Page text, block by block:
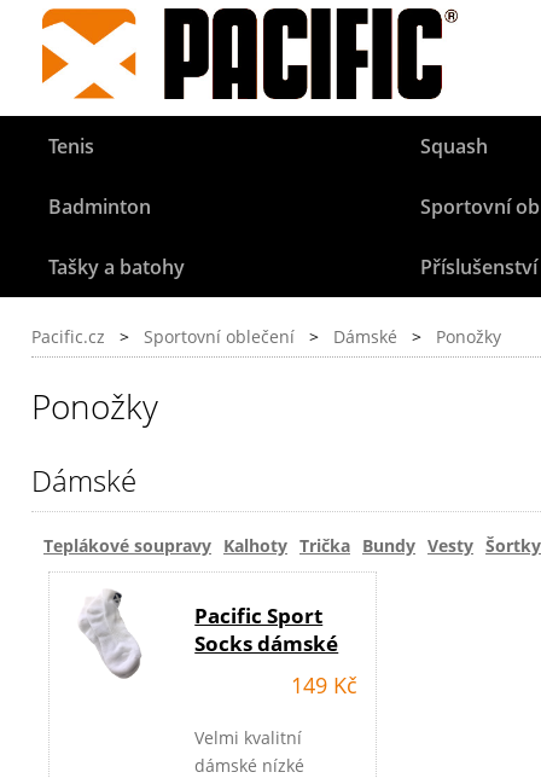
Tenis Squash
Badminton Sportovní
Tašky a batohy Příslušenství
Pacific.cz > Sportovní oblečení > Dámské > Ponožky
Ponožky
Dámské
Teplákové soupravy Kalhoty Trička Bundy Vesty Šortky
Pacific Sport
Socks dámské
149 Kč
Velmi kvalitní
dámské nízké